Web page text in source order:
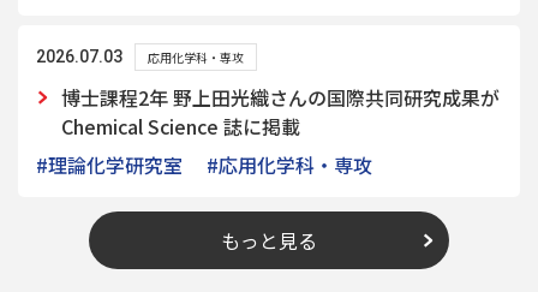
2026.07.03 応用化学科・専攻
博士課程2年 野上田光織さんの国際共同研究成果が
Chemical Science 誌に掲載
#理論化学研究室
#応用化学科・専攻
もっと見る